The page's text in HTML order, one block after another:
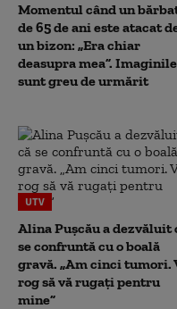
Momentul când un
de 65 de ani este atacat
un bizon: „Era chiar
deasupra mea”. Imaginile
sunt greu de urmărit
UTV
Alina Pușcău a dezvăluit
se confruntă cu o boală
gravă. „Am cinci tumori.
rog să vă rugați pentru
mine”